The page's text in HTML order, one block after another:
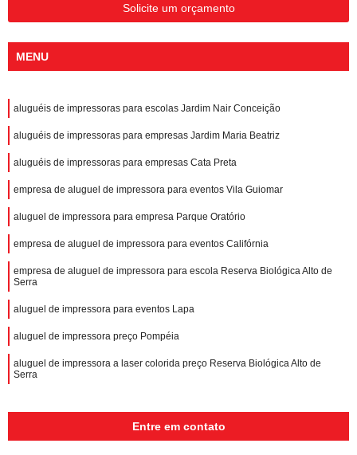
Solicite um orçamento
MENU
aluguéis de impressoras para escolas Jardim Nair Conceição
aluguéis de impressoras para empresas Jardim Maria Beatriz
aluguéis de impressoras para empresas Cata Preta
empresa de aluguel de impressora para eventos Vila Guiomar
aluguel de impressora para empresa Parque Oratório
empresa de aluguel de impressora para eventos Califórnia
empresa de aluguel de impressora para escola Reserva Biológica Alto de
Serra
aluguel de impressora para eventos Lapa
aluguel de impressora preço Pompéia
aluguel de impressora a laser colorida preço Reserva Biológica Alto de
Serra
Entre em contato